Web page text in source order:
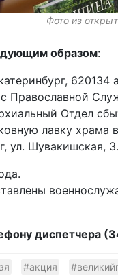
Фото из
образом:
Православной
Отдел
лавку
ул. Шувакишская, 3.
диспетчера
#акция